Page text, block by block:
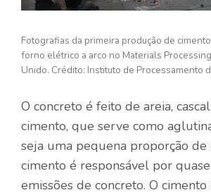
Fotografias da primeira produção de
forno elétrico a arco no Materials
Unido. Crédito: Instituto de Processamento
O concreto é feito de areia,
cimento, que serve como
seja uma pequena proporção de
cimento é responsável por
emissões de concreto. O